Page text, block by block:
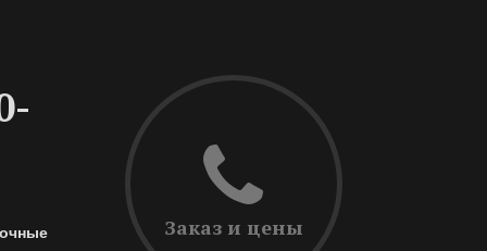
Заказ и цены